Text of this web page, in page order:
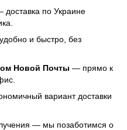
доставка по Украине
и быстро, без
Новой Почты — прямо к
вариант доставки
— мы позаботимся о